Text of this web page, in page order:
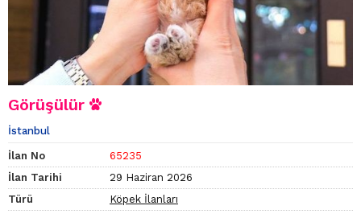
Görüşülür
İstanbul
İlan No
65235
İlan Tarihi
29 Haziran 2026
Türü
Köpek İlanları